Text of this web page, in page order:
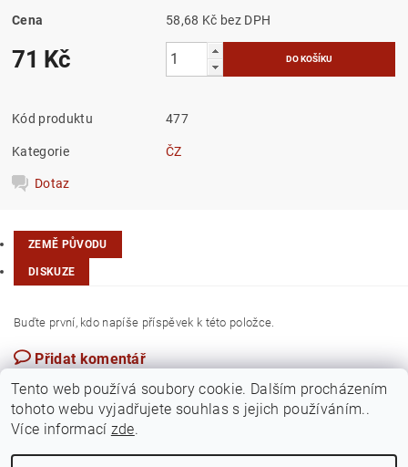
Cena 58,68 Kč bez DPH
71 Kč
Kód produktu 477
Kategorie ČZ
Dotaz
ZEMĚ PŮVODU
DISKUZE
Buďte první, kdo napíše příspěvek k této položce.
Přidat komentář
Tento web používá soubory cookie. Dalším procházením
tohoto webu vyjadřujete souhlas s jejich používáním..
Více informací zde.